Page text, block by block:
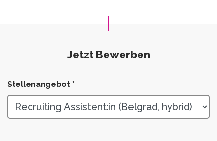
Jetzt Bewerben
Stellenangebot *